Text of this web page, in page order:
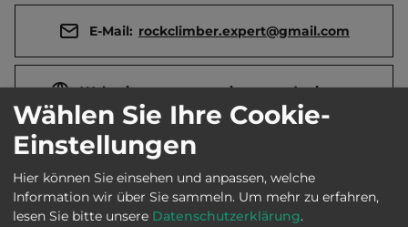
E-Mail: rockclimber.expert@gmail.com
Webseite: www.campingmacedonia.com
Fläche:
Öffnungszeiten: Ganzjährig geöffnet
Wählen Sie Ihre Cookie-
Einstellungen
Hier können Sie einsehen und anpassen, welche
Information wir über Sie sammeln. Um mehr zu erfahren,
lesen Sie bitte unsere Datenschutzerklärung.